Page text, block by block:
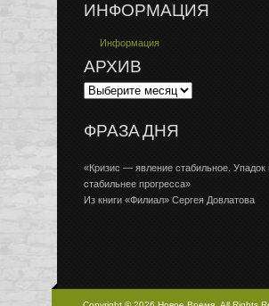
ИНФОРМАЦИЯ
Информация
АРХИВ
ФРАЗА ДНЯ
«Кризис — явление стабильное.
стабильнее прогресса»
Из книги «Филиал» Сергея Довлатова